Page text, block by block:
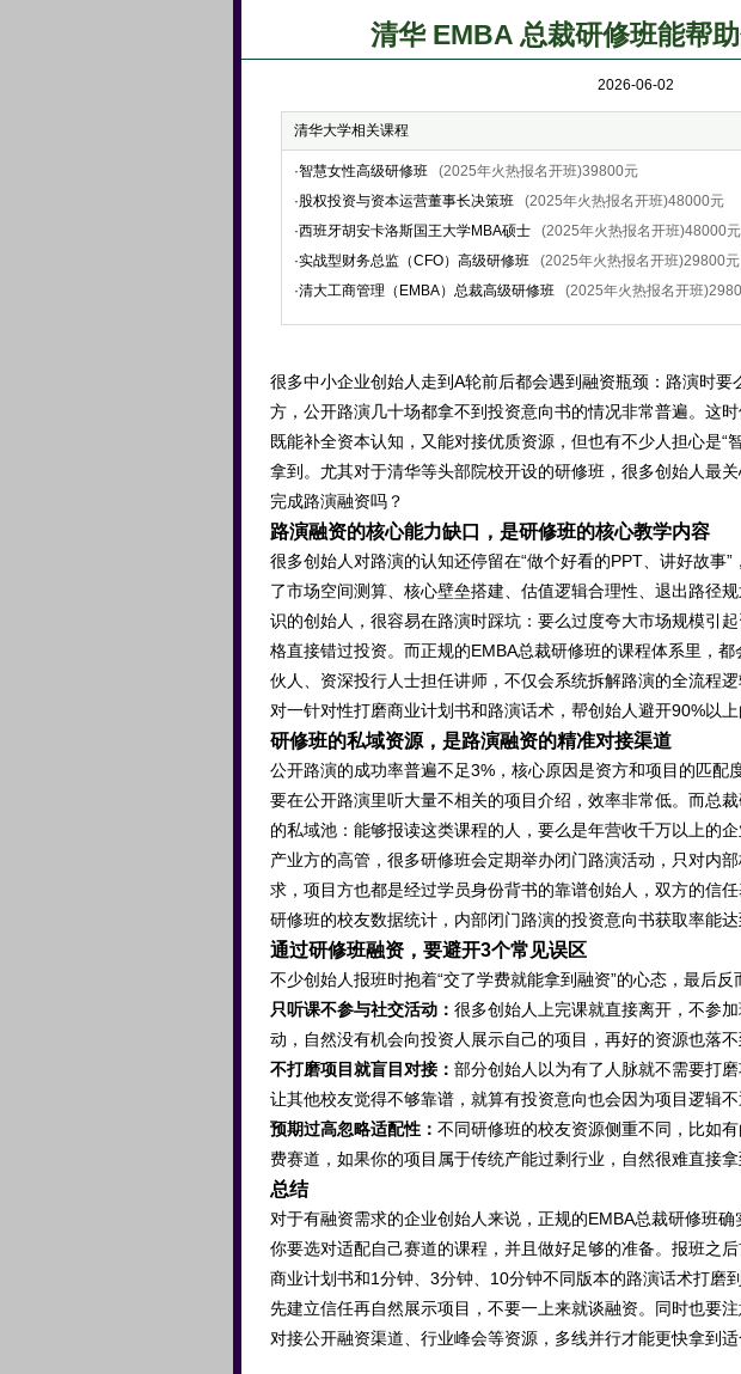
清华 EMBA 总裁研修班能帮
2026-06-02
清华大学相关课程
·智慧女性高级研修班
(2025年火热报名开班)39800元
·股权投资与资本运营董事长决策班
(2025年火热报名开班)48000元
·西班牙胡安卡洛斯国王大学MBA硕士
(2025年火热报名开班)48000元
·实战型财务总监（CFO）高级研修班
(2025年火热报名开班)29800元
·清大工商管理（EMBA）总裁高级研修班 (2025年火热报名开班
很多中小企业创始人走到A轮前后都会遇到融资瓶颈：路演时
方，公开路演几十场都拿不到投资意向书的情况非常普遍。这
既能补全资本认知，又能对接优质资源，但也有不少人担心是“
拿到。尤其对于清华等头部院校开设的研修班，很多创始人最
完成路演融资吗？
路演融资的核心能力缺口，是研修班的核心教学内容
很多创始人对路演的认知还停留在“做个好看的PPT、讲好故事
了市场空间测算、核心壁垒搭建、估值逻辑合理性、退出路径
识的创始人，很容易在路演时踩坑：要么过度夸大市场规模引
格直接错过投资。而正规的EMBA总裁研修班的课程体系里，
伙人、资深投行人士担任讲师，不仅会系统拆解路演的全流程
对一针对性打磨商业计划书和路演话术，帮创始人避开90%以上
研修班的私域资源，是路演融资的精准对接渠道
公开路演的成功率普遍不足3%，核心原因是资方和项目的匹配
要在公开路演里听大量不相关的项目介绍，效率非常低。而总
的私域池：能够报读这类课程的人，要么是年营收千万以上的
产业方的高管，很多研修班会定期举办闭门路演活动，只对内
求，项目方也都是经过学员身份背书的靠谱创始人，双方的信
研修班的校友数据统计，内部闭门路演的投资意向书获取率能
通过研修班融资，要避开3个常见误区
不少创始人报班时抱着“交了学费就能拿到融资”的心态，最后
只听课不参与社交活动： 很多创始人上完课就直接离开，不参
动，自然没有机会向投资人展示自己的项目，再好的资源也落不
不打磨项目就盲目对接： 部分创始人以为有了人脉就不需要打
让其他校友觉得不够靠谱，就算有投资意向也会因为项目逻辑不
预期过高忽略适配性： 不同研修班的校友资源侧重不同，比如
费赛道，如果你的项目属于传统产能过剩行业，自然很难直接
总结
对于有融资需求的企业创始人来说，正规的EMBA总裁研修班
你要选对适配自己赛道的课程，并且做好足够的准备。报班之
商业计划书和1分钟、3分钟、10分钟不同版本的路演话术打磨
先建立信任再自然展示项目，不要一上来就谈融资。同时也要
对接公开融资渠道、行业峰会等资源，多线并行才能更快拿到适